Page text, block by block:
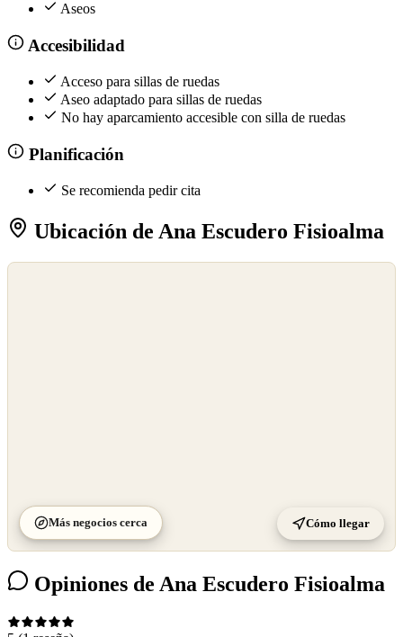
Aseos
Accesibilidad
Acceso para sillas de ruedas
Aseo adaptado para sillas de ruedas
No hay aparcamiento accesible con silla de ruedas
Planificación
Se recomienda pedir cita
Ubicación de Ana Escudero Fisioalma
Más negocios cerca Cómo llegar
Opiniones de Ana Escudero Fisioalma